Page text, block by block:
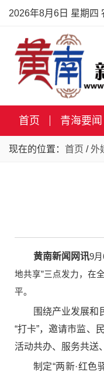
2026年8月6日 星期四
首页 青海要闻
现在的位置： 首页 /外
黄南新闻网讯9
地共享”三点发力，在
平。
围绕产业发展和
“打卡”，邀请市监、
活动共办、服务共送
制定“两新·红